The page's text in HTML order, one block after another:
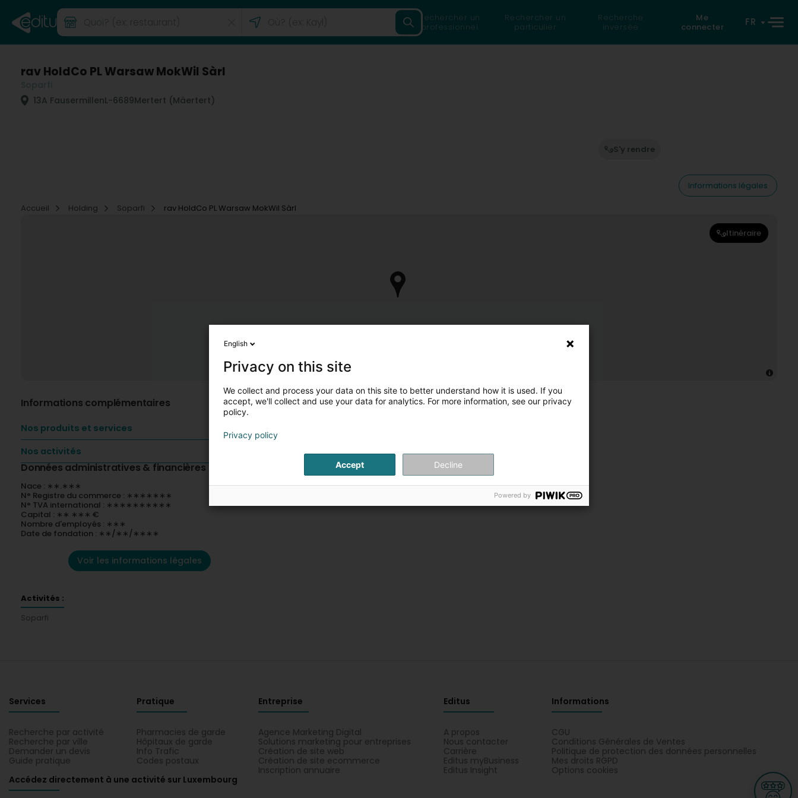
Rechercher un
professionnel
Rechercher un
particulier
Recherche
inversée
Me
connecter
FR
rav HoldCo PL Warsaw MokWil Sàrl
13A FausermillenL-6689Mertert (Mäertert)
S'y rendre
Informations légales
Accueil
Holding Soparfi rav HoldCo PL Warsaw MokWil Sàrl
Itinéraire
Informations complémentaires
Nos produits et services
Nos activités
Données administratives & financières
Nace : ∗∗.∗∗∗
N° Registre du commerce : ∗∗∗∗∗∗∗
N° TVA international : ∗∗∗∗∗∗∗∗∗∗
Capital : ∗∗ ∗∗∗ €
Nombre d'employés : ∗∗∗
Date de fondation : ∗∗/∗∗/∗∗∗∗
Voir les informations légales
Activités :
Soparfi
Services
Recherche par activité
Recherche par ville
Demander un devis
Guide pratique
Pratique
Pharmacies de garde
Hôpitaux de garde
Info Trafic
Codes postaux
Entreprise
Agence Marketing Digital
Solutions marketing pour entreprises
Création de site web
Création de site ecommerce
Inscription annuaire
Editus
A propos
Nous contacter
Carrière
Editus myBusiness
Editus Insight
Informations
CGU
Conditions Générales de Ventes
Politique de protection des données personnelles
Mes droits RGPD
Options cookies
Accédez directement à une activité sur Luxembourg
English
Privacy on this site
We collect and process your data on this site to better understand how it is used. If you
accept, we'll collect and use your data for analytics. For more information, see our privacy
policy.
Privacy policy
Accept Decline
Powered by